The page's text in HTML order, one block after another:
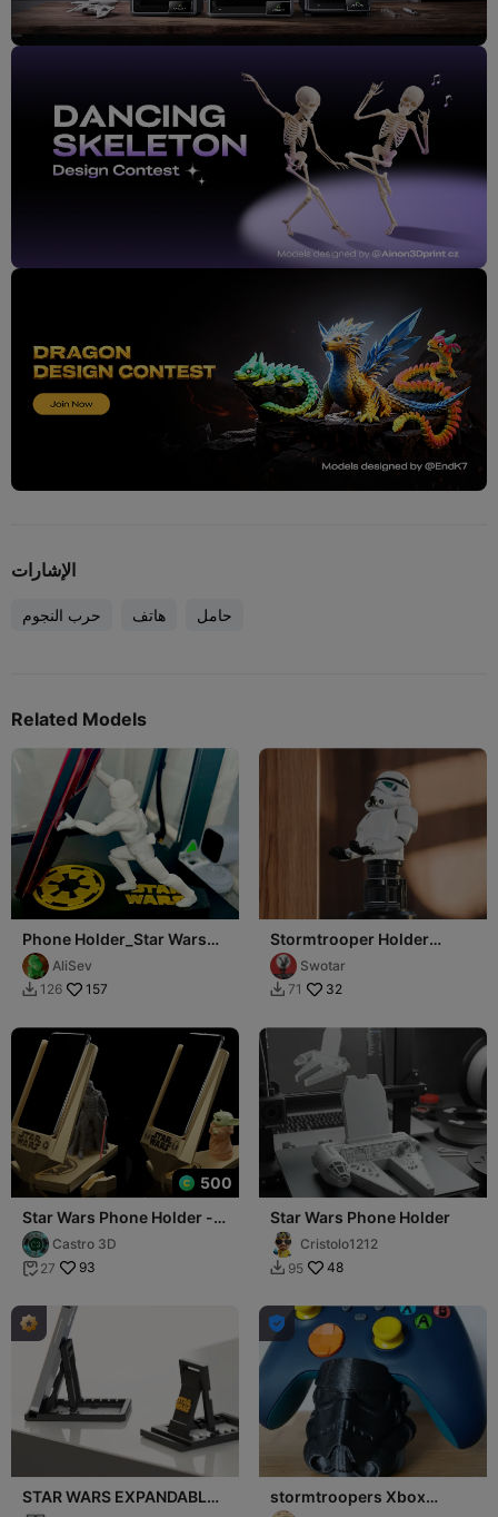
الإشارات
حرب النجوم هاتف حامل
Related Models
Phone Holder_Star Wars
Storm Trooper_Remix
AliSev
 126 157
Stormtrooper Holder
(Mobile/Controller)
Swotar
 71 32
500
Star Wars Phone Holder -
FAN ART STAND
Castro 3D
 27 93
Star Wars Phone Holder
Cristolo1212
 95 48
STAR WARS EXPANDABLE

stormtroopers Xbox